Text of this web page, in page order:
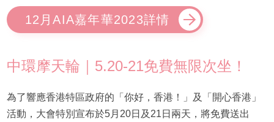
12月AIA嘉年華2023詳情
中環摩天輪｜5.20-21免費無限次坐！
為了響應香港特區政府的「你好，香港！」及「開心香港」
活動，大會特別宣布於5月20日及21日兩天，將免費送出